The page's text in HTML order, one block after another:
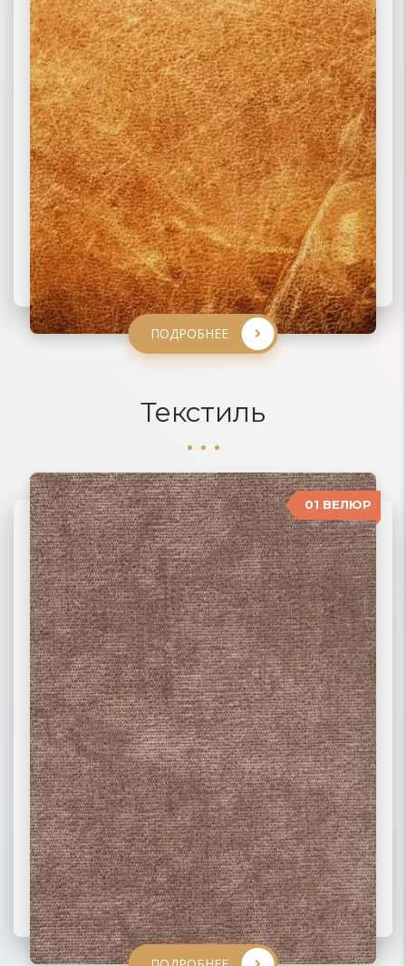
ПОДРОБНЕЕ
ПОДРОБНЕЕ
ПОДРОБНЕЕ
ПОДРОБНЕЕ
Текстиль
06 ЖАККАРД
ПОДРОБНЕЕ
01 ВЕЛЮР
02 РОГОЖКА
ПОДРОБНЕЕ
03 ФЛОК
ПОДРОБНЕЕ